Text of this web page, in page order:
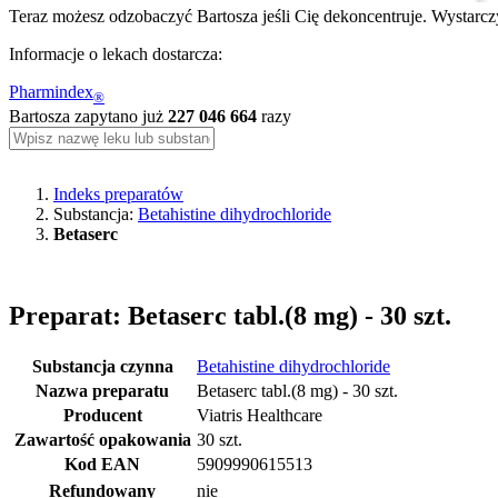
Teraz możesz odzobaczyć Bartosza jeśli Cię dekoncentruje.
Informacje o lekach dostarcza:
Pharmindex®
Bartosza zapytano już 227 046 664 razy
Indeks preparatów
Substancja: Betahistine dihydrochloride
Betaserc
Preparat: Betaserc tabl.(8 mg) - 30 szt.
Substancja czynna
Betahistine dihydrochloride
Nazwa preparatu
Betaserc tabl.(8 mg) - 30 szt.
Producent
Viatris Healthcare
Zawartość opakowania 30 szt.
Kod EAN
5909990615513
Refundowany
nie